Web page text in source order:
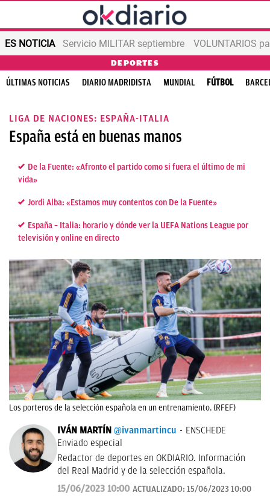
ES NOTICIA Servicio MILITAR septiembre VOLUNTARIOS
DEPORTES
ÚLTIMAS NOTICIAS DIARIO MADRIDISTA MUNDIAL FÚTBOL
LIGA DE NACIONES: ESPAÑA-ITALIA
España está en buenas manos
De la Fuente: «Afronto el partido como si fuera el último de mi
vida»
Jordi Alba: «Estamos muy contentos con De la Fuente»
España – Italia: horario y dónde ver la UEFA Nations League por
televisión y online en directo
Los porteros de la selección española en un entrenamiento. (RFEF)
IVÁN MARTÍN @ivanmartincu
ENSCHEDE
Enviado especial
Redactor de deportes en OKDIARIO. Información
del Real Madrid y de la selección española.
15/06/2023 10:00 ACTUALIZADO: 15/06/2023 10:00